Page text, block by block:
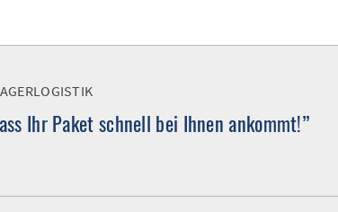
Ihr Paket schnell bei Ihnen ankommt!”